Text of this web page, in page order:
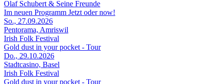
Olaf Schubert & Seine Freunde
Im neuen Programm Jetzt oder now!
So., 27.09.2026
Pentorama, Amriswil
Irish Folk Festival
Gold dust in your pocket - Tour
Do., 29.10.2026
Stadtcasino, Basel
Irish Folk Festival
Gold dust in your pocket - Tour